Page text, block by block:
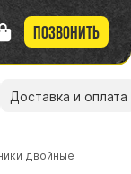
Позвонить
Доставка и оплата
двойные